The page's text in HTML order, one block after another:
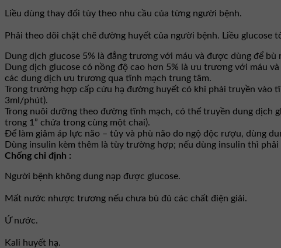
Liều dùng thay đổi tùy theo nhu cầu của từng người bệnh.
Phải theo dõi chặt chẽ đường huyết của người bệnh. Liều
Dung dịch glucose 5% là đẳng trương với máu và được dùng để
Dung dịch glucose có nồng độ cao hơn 5% là ưu trương với máu
các dung dịch ưu trương qua tĩnh mạch trung tâm.
Trong trường hợp cấp cứu hạ đường huyết có khi phải truyền vào
3ml/phút).
Trong nuôi dưỡng theo đường tĩnh mạch, có thể truyền dung dịch
trong 1” chứa trong cùng một chai).
Để làm giảm áp lực não – tủy và phù não do ngộ độc rượu, dùng
Dùng insulin kèm thêm là tùy trường hợp; nếu dùng insulin thì
Chống chỉ định :
Người bệnh không dung nạp được glucose.
Mất nước nhược trương nếu chưa bù đủ các chất điện giải.
Ứ nước.
Kali huyết hạ.